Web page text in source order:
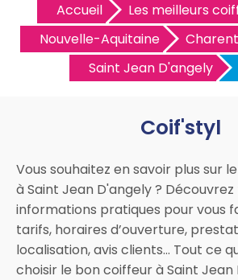
Accueil
Les meilleurs
Nouvelle-Aquitaine
Saint Jean D'angely
Coif'styl
Vous souhaitez en savoir plus sur
à Saint Jean D'angely ?
informations pratiques pour vous
tarifs, horaires d’ouverture,
localisation, avis clients… Tout ce
choisir le bon coiffeur à Saint Jean